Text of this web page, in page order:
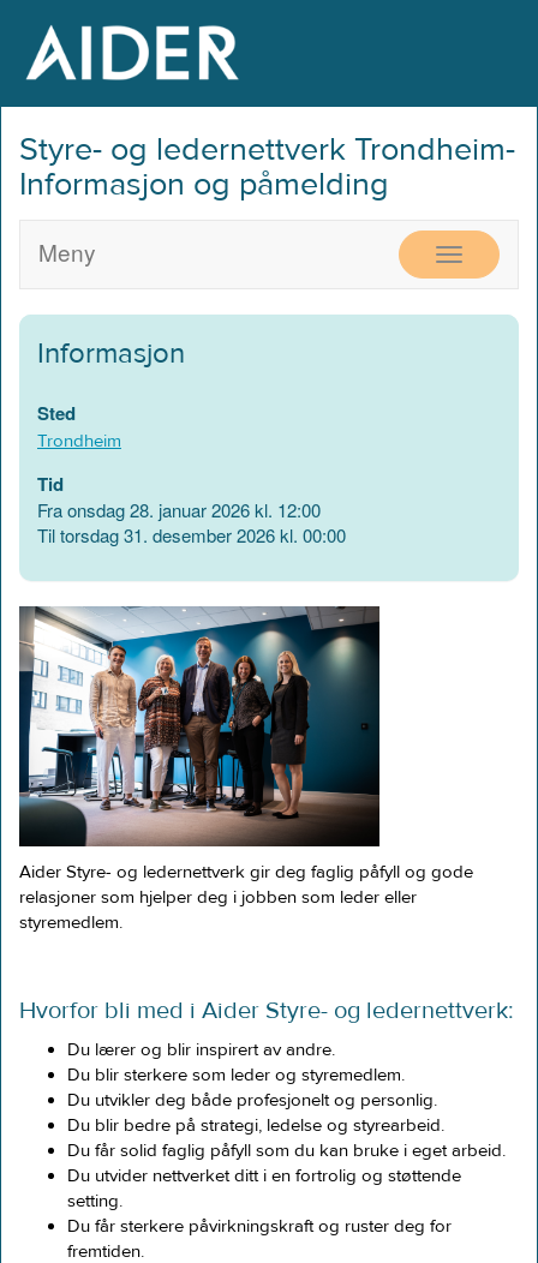
Styre- og ledernettverk Trondheim-
Informasjon og påmelding
Meny
VIS
MENY
Informasjon
Sted
Trondheim
Tid
Fra onsdag 28. januar 2026 kl. 12:00
Til torsdag 31. desember 2026 kl. 00:00
Aider Styre- og ledernettverk gir deg faglig påfyll og gode
relasjoner som hjelper deg i jobben som leder eller
styremedlem.
Hvorfor bli med i Aider Styre- og ledernettverk:​
Du lærer og blir inspirert av andre.
Du blir sterkere som leder og styremedlem.
Du utvikler deg både profesjonelt og personlig.
Du blir bedre på strategi, ledelse og styrearbeid.
Du får solid faglig påfyll som du kan bruke i eget arbeid.
Du utvider nettverket ditt i en fortrolig og støttende
setting.
Du får sterkere påvirkningskraft og ruster deg for
fremtiden.